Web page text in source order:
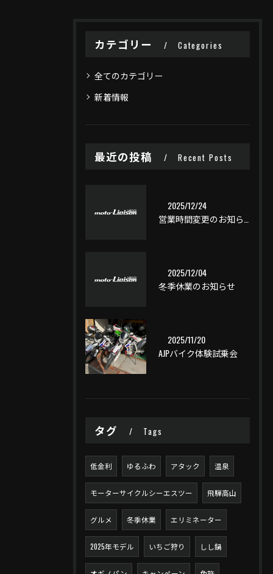
カテゴリー Categories
全てのカテゴリー
新着情報
最近の投稿 Recent Posts
2025/12/24
2025/12/04
冬季休業のお知らせ
2025/11/20
AJPバイク体験試乗会
タグ Tags
低金利 ゆるふわ アタック 温泉
モーターサイクルシーエスツー 飛騨高山
グルメ 冬季休業 エリミネーター
2025年モデル いちご狩り しし鍋